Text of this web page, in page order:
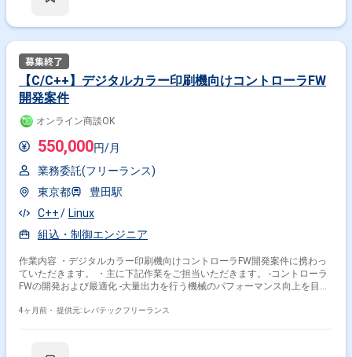
【C/C++】デジタルカラー印刷機向けコントローラFW
開発案件
オンライン商談OK
550,000円/月
業務委託(フリーランス)
東京都
豊田駅
C++
Linux
組込・制御エンジニア
作業内容 ・デジタルカラー印刷機向けコントローラFW開発案件に携わっ
ていただきます。 ・主に下記作業をご担当いただきます。 -コントローラ
FWの開発および最適化 -大量出力を行う機械のパフォーマンス向上を目的
C/C++を用いたファームウェアの詳細設計、実装、テスト -Linux環境にお
4ヶ月前・ 提供元: レバテックフリーランス